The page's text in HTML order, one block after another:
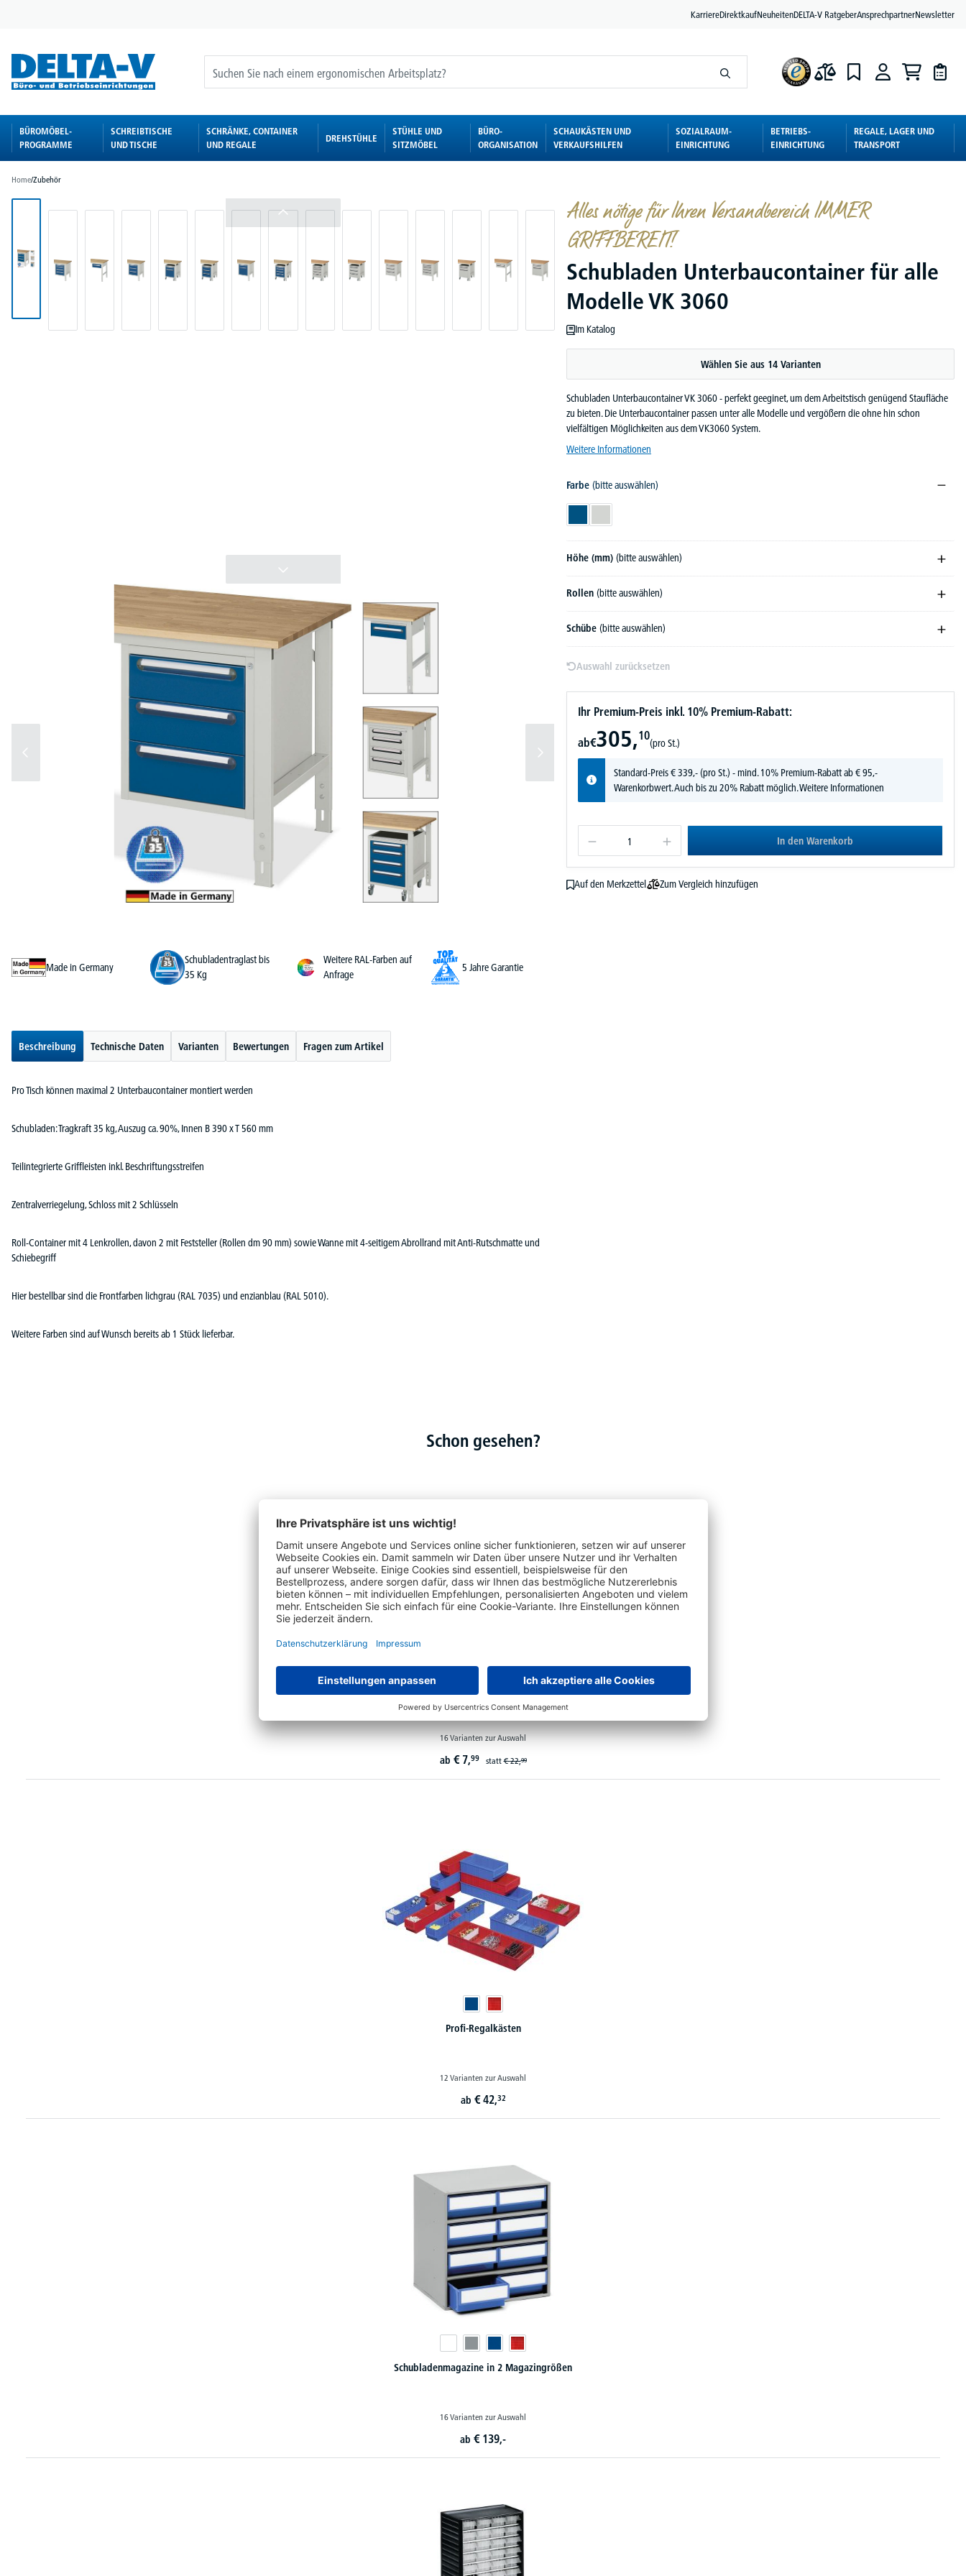
KarriereDirektkaufNeuheitenDELTA-V RatgeberAnsprechpartnerNewsletter
BÜROMÖBEL-
PROGRAMME
SCHREIBTISCHE
UND TISCHE
SCHRÄNKE, CONTAINER
UND REGALE
DREHSTÜHLE
STÜHLE UND
SITZMÖBEL
BÜRO-
ORGANISATION
SCHAUKÄSTEN UND
VERKAUFSHILFEN
SOZIALRAUM-
EINRICHTUNG
BETRIEBS-
EINRICHTUNG
REGALE, LAGER UND
TRANSPORT
Home/Zubehör
Alles nötige für Ihren Versandbereich IMMER
GRIFFBEREIT!
Schubladen Unterbaucontainer für alle
Modelle VK 3060
Im Katalog
Wählen Sie aus 14 Varianten
Schubladen Unterbaucontainer VK 3060 - perfekt geeginet, um dem Arbeitstisch genügend Staufläche
zu bieten. Die Unterbaucontainer passen unter alle Modelle und vergößern die ohne hin schon
vielfältigen Möglichkeiten aus dem VK3060 System.
Weitere Informationen
Farbe (bitte auswählen)
Höhe (mm) (bitte auswählen)
Rollen (bitte auswählen)
Schübe (bitte auswählen)
Auswahl zurücksetzen
Ihr Premium-Preis inkl. 10% Premium-Rabatt:
ab€305,10
(pro St.)
Standard-Preis€339,-(pro St.) - mind. 10% Premium-Rabatt ab € 95,-
Warenkorbwert. Auch bis zu 20% Rabatt möglich.Weitere Informationen
In den Warenkorb
Auf den Merkzettel Zum Vergleich hinzufügen
Made in Germany
Schubladentraglast bis
35 Kg
Weitere RAL-Farben auf
Anfrage
5 Jahre Garantie
Beschreibung Technische Daten Varianten Bewertungen Fragen zum Artikel
Pro Tisch können maximal 2 Unterbaucontainer montiert werden
Schubladen: Tragkraft 35 kg, Auszug ca. 90%, Innen B 390 x T 560 mm
Teilintegrierte Griffleisten inkl. Beschriftungsstreifen
Zentralverriegelung, Schloss mit 2 Schlüsseln
Roll-Container mit 4 Lenkrollen, davon 2 mit Feststeller (Rollen dm 90 mm) sowie Wanne mit 4-seitigem Abrollrand mit Anti-Rutschmatte und
Schiebegriff
Hier bestellbar sind die Frontfarben lichgrau (RAL 7035) und enzianblau (RAL 5010).
Weitere Farben sind auf Wunsch bereits ab 1 Stück lieferbar.
Schon gesehen?
Euro-Stapelbehälter
16 Varianten zur Auswahl
ab € 7,99 statt€ 22,99
Profi-Regalkästen
12 Varianten zur Auswahl
ab € 42,32
Schubladenmagazine in 2 Magazingrößen
16 Varianten zur Auswahl
ab € 139,-